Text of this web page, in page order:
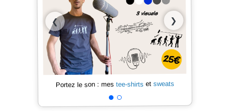
❮ ❯
Portez le son : mes tee-shirts et sweats